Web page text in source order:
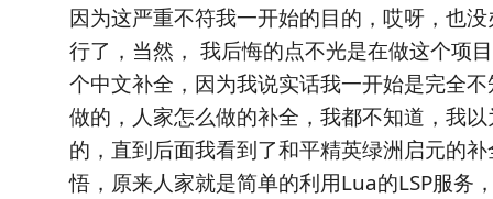
因为这严重不符我一开始的目的，哎呀，也
行了，当然， 我后悔的点不光是在做这个项
个中文补全，因为我说实话我一开始是完全
做的，人家怎么做的补全，我都不知道，我
的，直到后面我看到了和平精英绿洲启元的
悟，原来人家就是简单的利用Lua的LSP服务